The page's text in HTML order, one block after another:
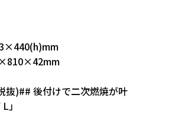
抜)## 後付けで二次燃焼が叶
」